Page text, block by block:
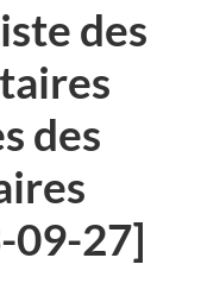
des
des
09-27]